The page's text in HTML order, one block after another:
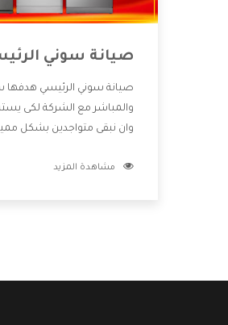
صيانة سوني
صيانة سوني الرئيسي هدفها
والمباشر مع الشركة لكى
وان نبقى متواجدين بشكل
بالخدمات التى تنفرد الشركة
مشاهدة المزيد